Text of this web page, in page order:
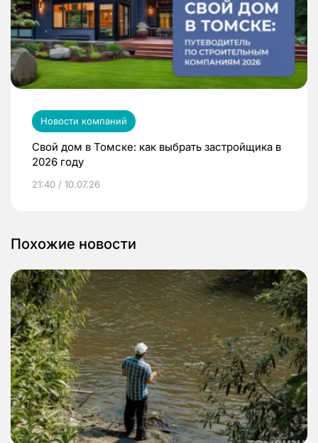
Новости компаний
Свой дом в Томске: как выбрать застройщика в
2026 году
21:40 / 10.07.26
Похожие новости